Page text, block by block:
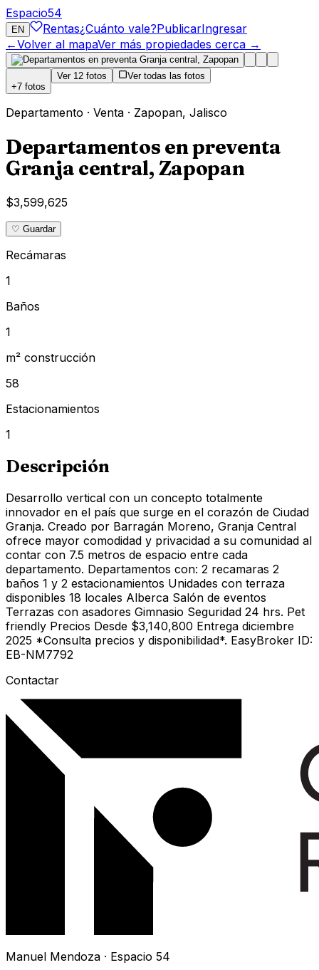
Espacio54
EN Rentas¿Cuánto vale?PublicarIngresar
←Volver al mapaVer más propiedades cerca →
+7 fotos
Ver 12 fotos Ver todas las fotos
Departamento · Venta · Zapopan, Jalisco
Departamentos en preventa
Granja central, Zapopan
$3,599,625
♡ Guardar
Recámaras
1
Baños
1
m² construcción
58
Estacionamientos
1
Descripción
Desarrollo vertical con un concepto totalmente
innovador en el país que surge en el corazón de Ciudad
Granja. Creado por Barragán Moreno, Granja Central
ofrece mayor comodidad y privacidad a su comunidad al
contar con 7.5 metros de espacio entre cada
departamento. Departamentos con: 2 recamaras 2
baños 1 y 2 estacionamientos Unidades con terraza
disponibles 18 locales Alberca Salón de eventos
Terrazas con asadores Gimnasio Seguridad 24 hrs. Pet
friendly Precios Desde $3,140,800 Entrega diciembre
2025 *Consulta precios y disponibilidad*. EasyBroker ID:
EB-NM7792
Contactar
Manuel Mendoza · Espacio 54